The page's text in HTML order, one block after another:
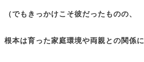
（でもきっかけこそ彼だったものの、
根本は育った家庭環境や両親との関係に